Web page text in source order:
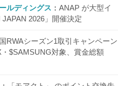
ルディングス
ANAP が大型イ
2026」開催決定
RWAシーズン1取引キャンペーン
$SAMSUNG対象、賞金総額